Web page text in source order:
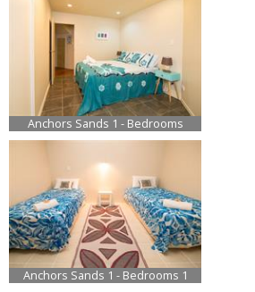
Anchors Sands 1 - Bedrooms
Anchors Sands 1 - Bedrooms 1